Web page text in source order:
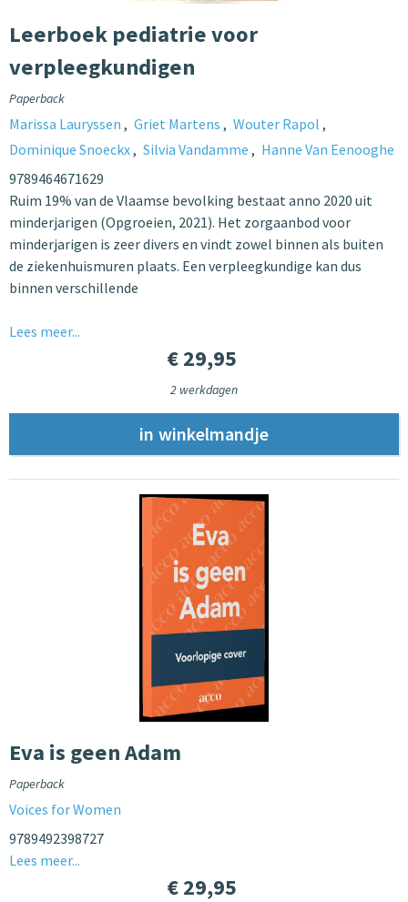
Leerboek pediatrie voor
verpleegkundigen
Paperback
Marissa Lauryssen Griet Martens
Wouter Rapol
Dominique Snoeckx
Silvia Vandamme
Hanne Van Eenooghe
9789464671629
Ruim 19% van de Vlaamse bevolking bestaat anno 2020 uit
minderjarigen (Opgroeien, 2021). Het zorgaanbod voor
minderjarigen is zeer divers en vindt zowel binnen als buiten
de ziekenhuismuren plaats. Een verpleegkundige kan dus
binnen verschillende
Lees meer...
€ 29,95
2 werkdagen
Eva is geen Adam
Paperback
Voices for Women
9789492398727
Lees meer...
€ 29,95